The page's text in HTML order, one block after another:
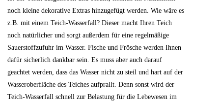
noch kleine dekorative Extras hinzugefügt werden. Wie wäre es
z.B. mit einem Teich-Wasserfall? Dieser macht Ihren Teich
noch natürlicher und sorgt außerdem für eine regelmäßige
Sauerstoffzufuhr im Wasser. Fische und Frösche werden Ihnen
dafür sicherlich dankbar sein. Es muss aber auch darauf
geachtet werden, dass das Wasser nicht zu steil und hart auf der
Wasseroberfläche des Teiches aufprallt. Denn sonst wird der
Teich-Wasserfall schnell zur Belastung für die Lebewesen im